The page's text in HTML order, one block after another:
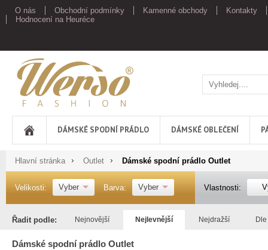
O nás Obchodní podmínky Kamenné obchody
Kontakty
Hodnocení na Heuréce
Werso
DÁMSKÉ SPODNÍ PRÁDLO DÁMSKÉ OBLEČENÍ
Hlavní stránka Outlet Dámské spodní prádlo Outlet
Velikosti: Vyber Barva: Vyber Vlastnosti:
Řadit podle: Nejnovější Nejlevnější Nejdražší
Dámské spodní prádlo Outlet